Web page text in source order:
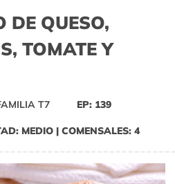
DE QUESO,
TOMATE Y
T7 EP: 139
MEDIO | COMENSALES: 4